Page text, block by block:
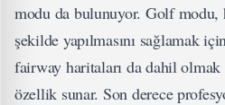
modu da bulunuyor. Golf modu,
şekilde yapılmasını sağlamak
fairway haritaları da dahil
özellik sunar. Son derece